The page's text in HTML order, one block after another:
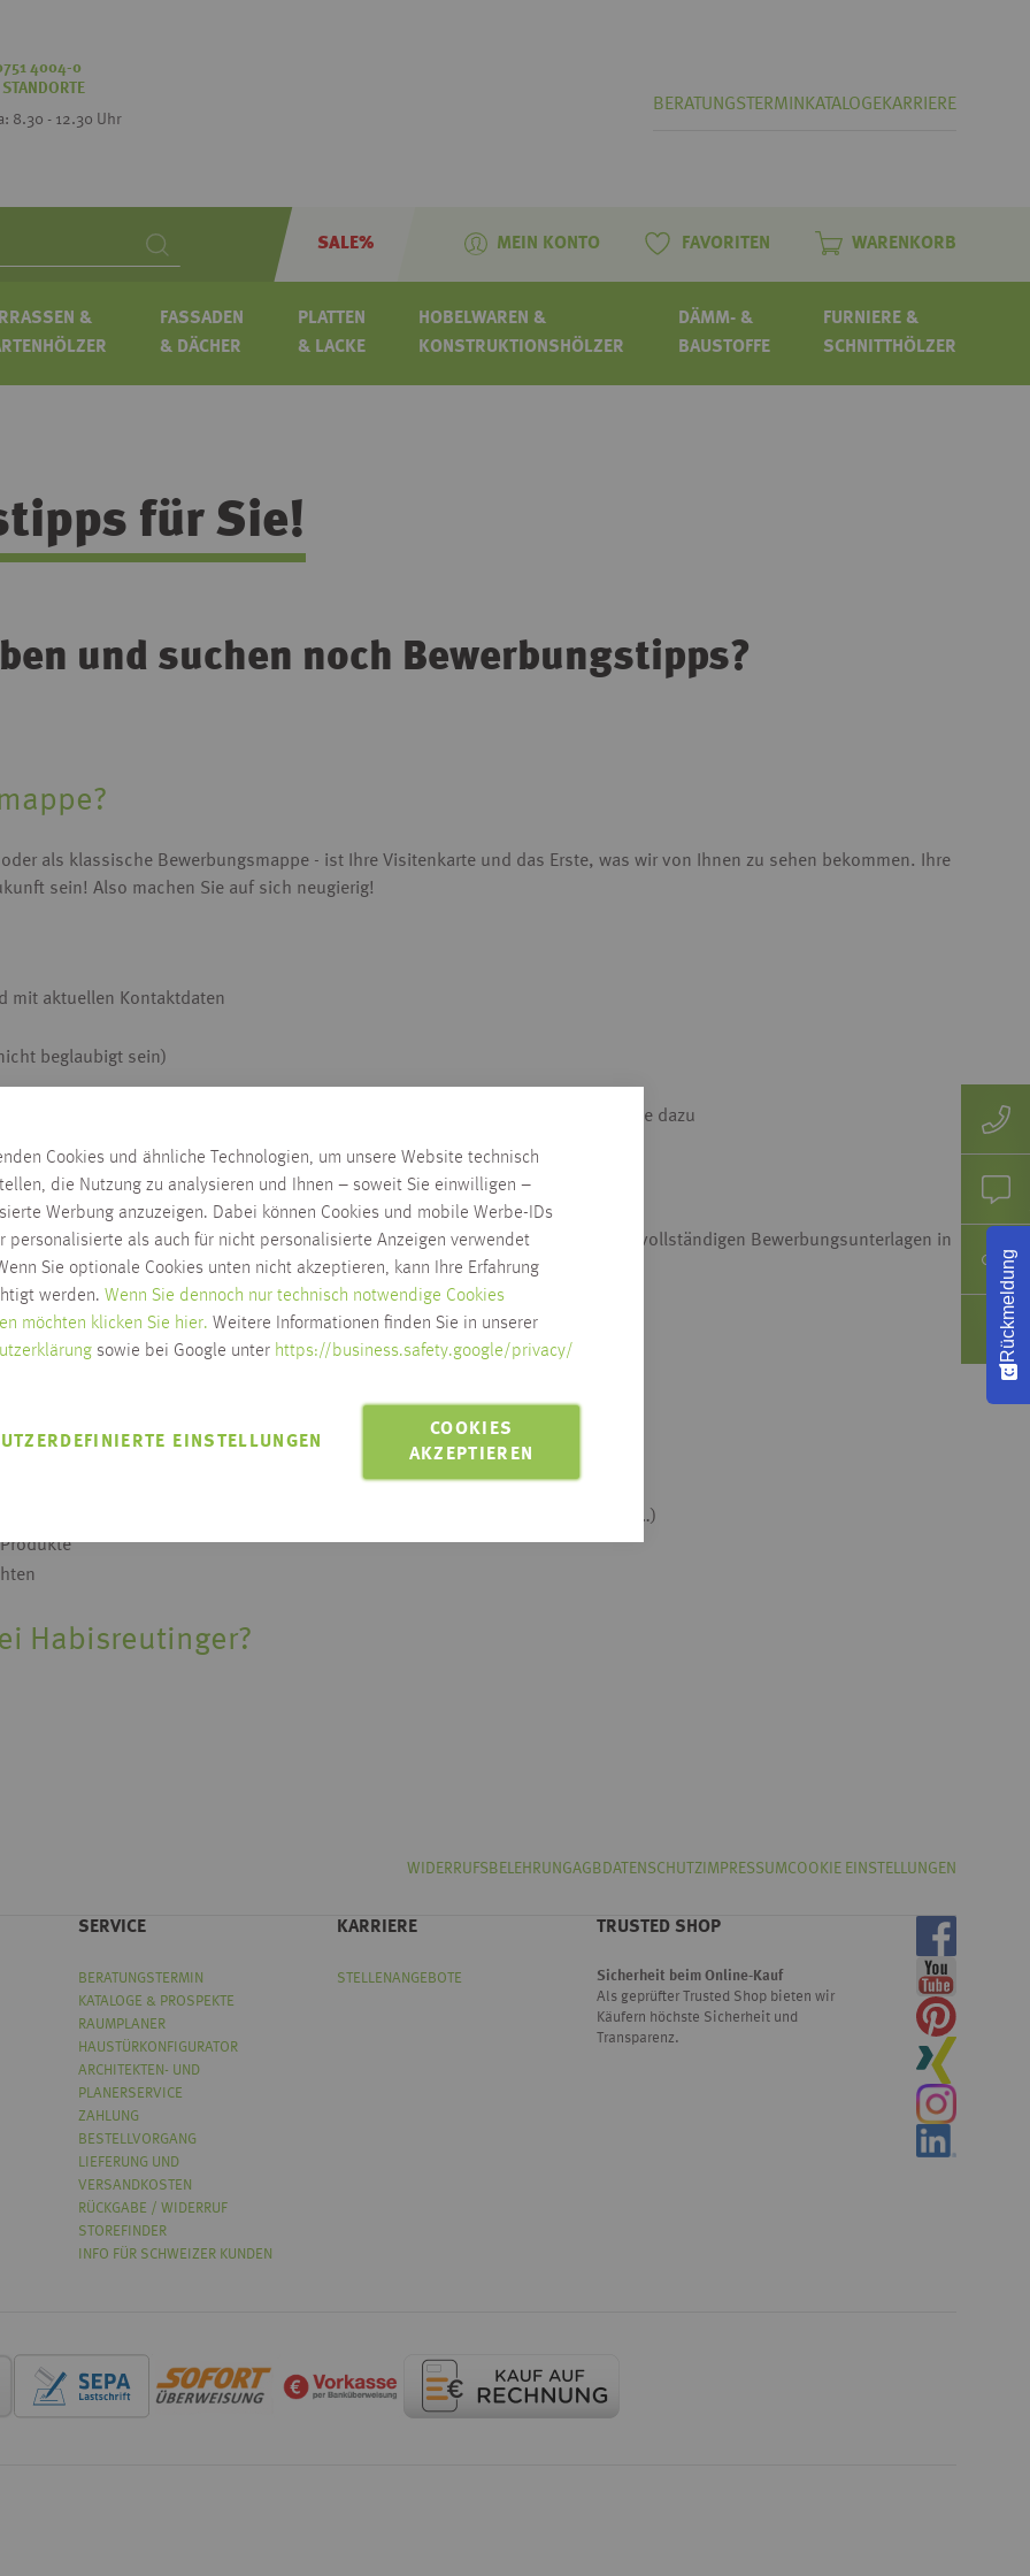
Cookies und ähnliche Technologien, um unsere Website technisch
die Nutzung zu analysieren und Ihnen – soweit Sie einwilligen –
Werbung anzuzeigen. Dabei können Cookies und mobile Werbe-IDs
personalisierte als auch für nicht personalisierte Anzeigen verwendet
Sie optionale Cookies unten nicht akzeptieren, kann Ihre Erfahrung
werden. Wenn Sie dennoch nur technisch notwendige Cookies
möchten klicken Sie hier. Weitere Informationen finden Sie in unserer
sowie bei Google unter https://business.safety.google/privacy/
COOKIES
AKZEPTIEREN
EINSTELLUNGEN
4004-0
STANDORTE
8.30 - 12.30 Uhr
BERATUNGSTERMIN KATALOGEKARRIERE
SALE% MEIN KONTO FAVORITEN WARENKORB
&
FASSADEN
& DÄCHER
PLATTEN
& LACKE
HOBELWAREN &
KONSTRUKTIONSHÖLZER
DÄMM- &
BAUSTOFFE
FURNIERE &
SCHNITTHÖLZER
für Sie!
und suchen noch Bewerbungstipps?
als klassische Bewerbungsmappe - ist Ihre Visitenkarte und das Erste, was wir von Ihnen zu sehen bekommen. Ihre
sein! Also machen Sie auf sich neugierig!
mit aktuellen Kontaktdaten
beglaubigt sein)
Ihr Ausbildungszeugnis und eventuelle Vorarbeitgeberzeugnisse dazu
oder schriftlich)?
Form Ihrer Bewerbung – Sie entscheiden, wie Sie sich bewerben möchten!
wir ausschließlich Dateien im PDF-Format bearbeiten. Lassen Sie uns bitte Ihre vollständigen Bewerbungsunterlagen in
und mit meinen Daten?
vor?
und sich selbst vorzustellen (Ihren Lebenslauf, Ihre Interessen, Ihre Ziele …)
Habisreutinger?
WIDERRUFSBELEHRUNGAGB DATENSCHUTZ IMPRESSUMCOOKIE EINSTELLUNGEN
SERVICE
BERATUNGSTERMIN
KATALOGE & PROSPEKTE
RAUMPLANER
HAUSTÜRKONFIGURATOR
ARCHITEKTEN- UND
PLANERSERVICE
ZAHLUNG
BESTELLVORGANG
LIEFERUNG UND
VERSANDKOSTEN
RÜCKGABE / WIDERRUF
STOREFINDER
INFO FÜR SCHWEIZER KUNDEN
KARRIERE
STELLENANGEBOTE
TRUSTED SHOP
Sicherheit beim Online-Kauf
Als geprüfter Trusted Shop bieten wir
Käufern höchste Sicherheit und
Transparenz.
Rückmeldung